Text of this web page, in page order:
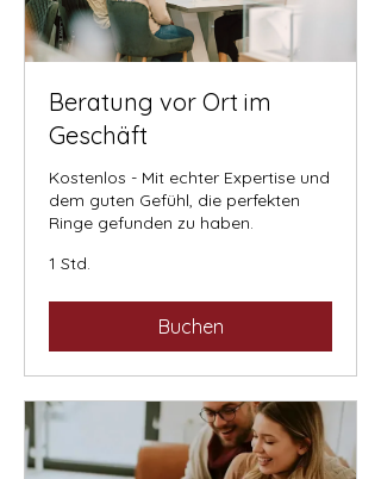
Beratung vor Ort im
Geschäft
Kostenlos - Mit echter Expertise und
dem guten Gefühl, die perfekten
Ringe gefunden zu haben.
1 Std.
Buchen